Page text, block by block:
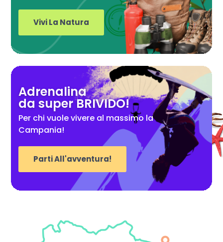
Vivi La Natura
Adrenalina
da super BRIVIDO!
Per chi vuole vivere al massimo la
Campania!
Parti All'avventura!